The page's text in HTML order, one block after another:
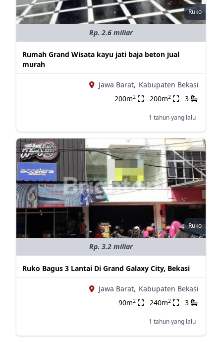
Ruko
Rp. 2.6 miliar
Rumah Grand Wisata kayu jati baja beton jual
murah
Jawa Barat, Kabupaten Bekasi
200m2 200m2 3
1 tahun yang lalu
Ruko
Rp. 3.2 miliar
Ruko Bagus 3 Lantai Di Grand Galaxy City, Bekasi
Jawa Barat, Kabupaten Bekasi
90m2 240m2 3
1 tahun yang lalu